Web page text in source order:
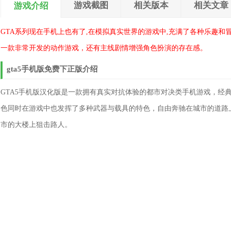
游戏介绍 游戏截图 相关版本 相关文章
GTA系列现在手机上也有了,在模拟真实世界的游戏中,充满了各种乐趣和
一款非常开发的动作游戏，还有主线剧情增强角色扮演的存在感。
gta5手机版免费下正版介绍
GTA5手机版汉化版是一款拥有真实对抗体验的都市对决类手机游戏，经
色同时在游戏中也发挥了多种武器与载具的特色，自由奔驰在城市的道
市的大楼上狙击路人。